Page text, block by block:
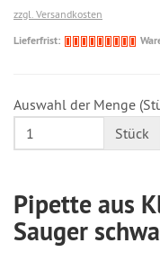
zzgl. Versandkosten
Lieferfrist:
Ware
Auswahl der Menge
Stück
Pipette aus
Sauger